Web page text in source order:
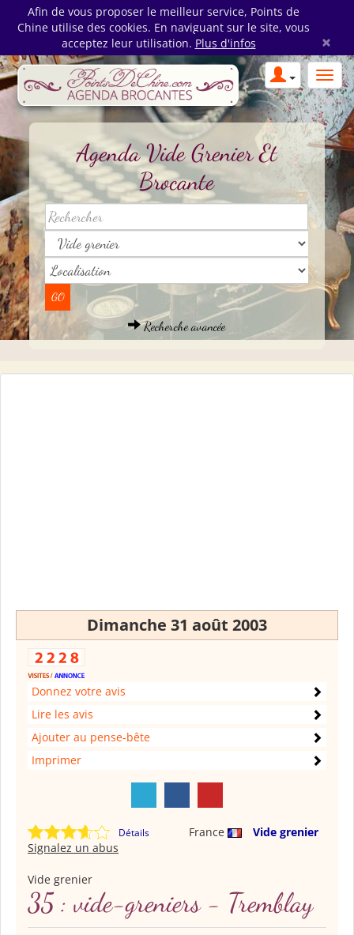
Afin de vous proposer le meilleur service, Points de
Chine utilise des cookies. En naviguant sur le site, vous
acceptez leur utilisation. Plus d'infos ×
Agenda Vide Grenier Et
Brocante
Recherche avancée
Dimanche 31 août 2003
Donnez votre avis
Lire les avis
Ajouter au pense-bête
Imprimer
Détails France
Vide grenier
Signalez un abus
Vide grenier
35 : vide-greniers - Tremblay